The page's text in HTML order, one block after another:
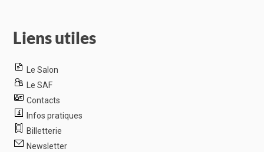
Liens utiles
Le Salon
Le SAF
Contacts
Infos pratiques
Billetterie
Newsletter